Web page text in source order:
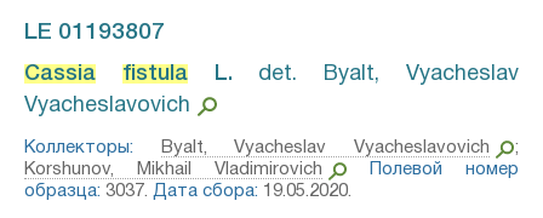
LE 01193807
Cassia fistulaL.⁣ det. Byalt, Vyacheslav
Vyacheslavovich
Коллекторы: Byalt, Vyacheslav Vyacheslavovich
;
Korshunov, Mikhail Vladimirovich
Полевой номер
образца: 3037. Дата сбора: 19.05.2020.